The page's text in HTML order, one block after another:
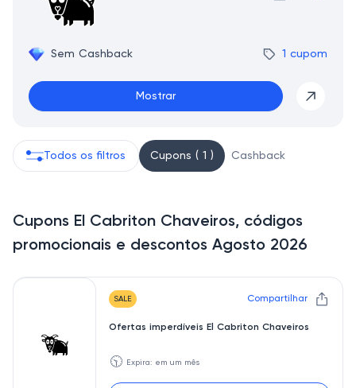
Sem Cashback 1 cupom
Mostrar
Todos os filtros Cupons ( 1 ) Cashback
Cupons El Cabriton Chaveiros, códigos
promocionais e descontos Agosto 2026
SALE Compartilhar
Ofertas imperdíveis El Cabriton Chaveiros
🕥 Expira: em um mês